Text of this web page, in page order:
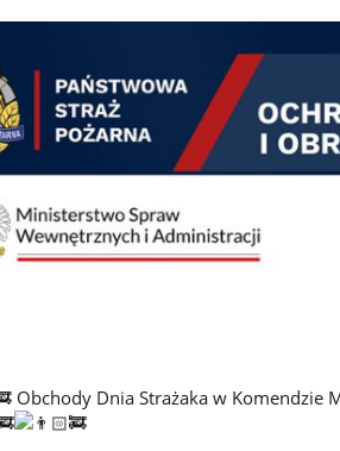
Obchody Dnia Strażaka w Komendzie